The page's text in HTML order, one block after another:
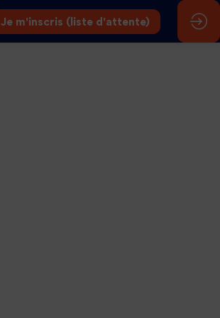
Je m'inscris (liste d'attente)